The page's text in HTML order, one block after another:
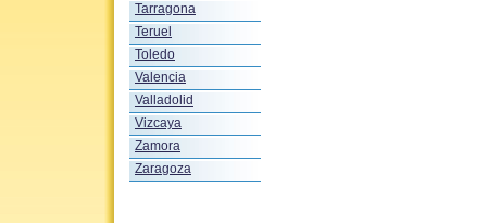
Tarragona
Teruel
Toledo
Valencia
Valladolid
Vizcaya
Zamora
Zaragoza